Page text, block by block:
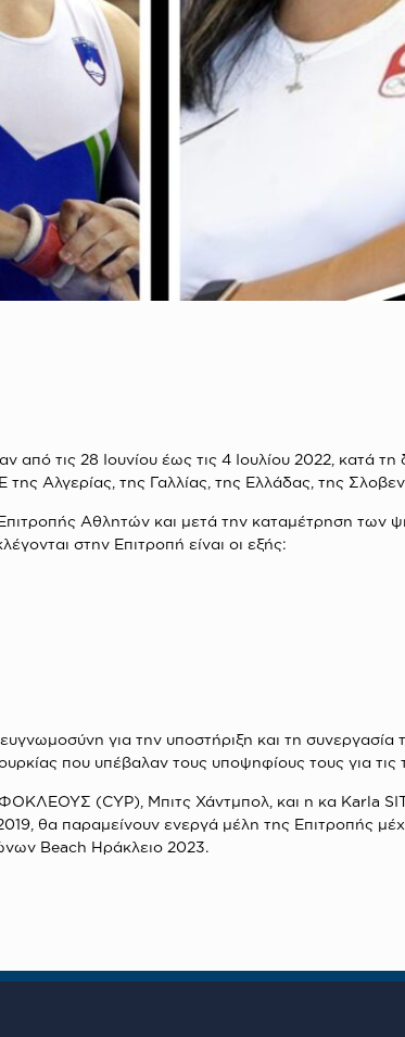
τις 28 Ιουνίου έως τις 4 Ιουλίου 2022, κατά
Αλγερίας, της Γαλλίας, της Ελλάδας, της
Αθλητών και μετά την καταμέτρηση των
στην Επιτροπή είναι οι εξής:
για την υποστήριξη και τη συνεργασία
που υπέβαλαν τους υποψηφίους τους για
(CYP), Μπιτς Χάντμπολ, και η κα Karla
θα παραμείνουν ενεργά μέλη της Επιτροπής
Beach Ηράκλειο 2023.